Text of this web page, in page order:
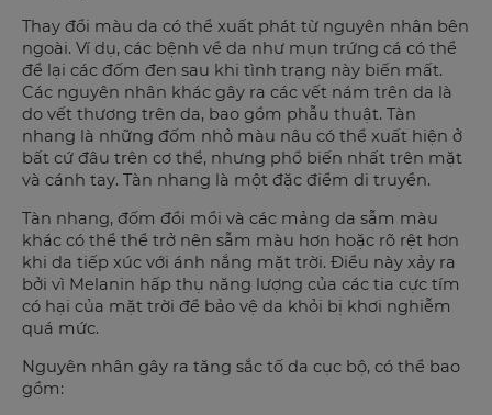
Thay đổi màu da có thể xuất phát từ nguyên nhân bên
ngoài. Ví dụ, các bệnh về da như mụn trứng cá có thể
để lại các đốm đen sau khi tình trạng này biến mất.
Các nguyên nhân khác gây ra các vết nám trên da là
do vết thương trên da, bao gồm phẫu thuật. Tàn
nhang là những đốm nhỏ màu nâu có thể xuất hiện ở
bất cứ đâu trên cơ thể, nhưng phổ biến nhất trên mặt
và cánh tay. Tàn nhang là một đặc điểm di truyền.
Tàn nhang, đốm đồi mồi và các mảng da sẫm màu
khác có thể thể trở nên sẫm màu hơn hoặc rõ rệt hơn
khi da tiếp xúc với ánh nắng mặt trời. Điều này xảy ra
bởi vì Melanin hấp thụ năng lượng của các tia cực tím
có hại của mặt trời để bảo vệ da khỏi bị khơi nghiễm
quá mức.
Nguyên nhân gây ra tăng sắc tố da cục bộ, có thể bao
gồm: